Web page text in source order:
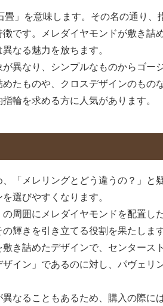
」を意味します。その名の通り、
です。メレダイヤモンドが敷き詰
なる魅力を放ちます。
異なり、シンプルなものからゴー
たものや、クロスデザインのもの
輪を求める方に人気があります。
「メレリングとどう違うの？」と
選びやすくなります。
周囲にメレダイヤモンドを配置し
輝きを引き立てる役割を果たします
き詰めたデザインで、センタース
イン」であるのに対し、パヴェリ
なることもあるため、購入の際に